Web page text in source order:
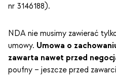
nr 3146188).
NDA nie musimy zawierać
umowy. Umowa o
zawarta nawet przed
poufny – jeszcze przed